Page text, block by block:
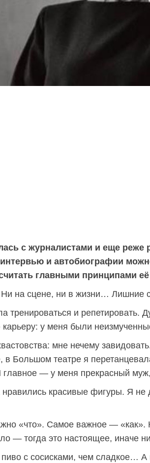
с журналистами и еще реже
и автобиографии
главными принципами
на сцене, ни в жизни… Лишние
тренироваться и репетировать.
у меня были
мне нечему
в Большом театре я
главное — у меня прекрасный
красивые фигуры. Я
«что». Самое важное —
— тогда это настоящее, иначе
с сосисками, чем сладкое…